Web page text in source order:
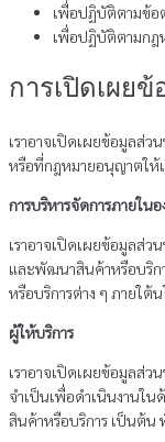
เพื่อปฏิบัติตามข้อ
เพื่อปฏิบัติตามกฎ
การเปิดเผย
เราอาจเปิดเผยข้อมูลส่
หรือที่กฎหมายอนุญาตให้
การบริหารจัดการภายใน
เราอาจเปิดเผยข้อมูลส่
และพัฒนาสินค้าหรือบริกา
หรือบริการต่าง ๆ ภายใ
ผู้ให้บริการ
เราอาจเปิดเผยข้อมูลส่ว
จำเป็นเพื่อดำเนินงานใน
สินค้าหรือบริการ เป็นต้น